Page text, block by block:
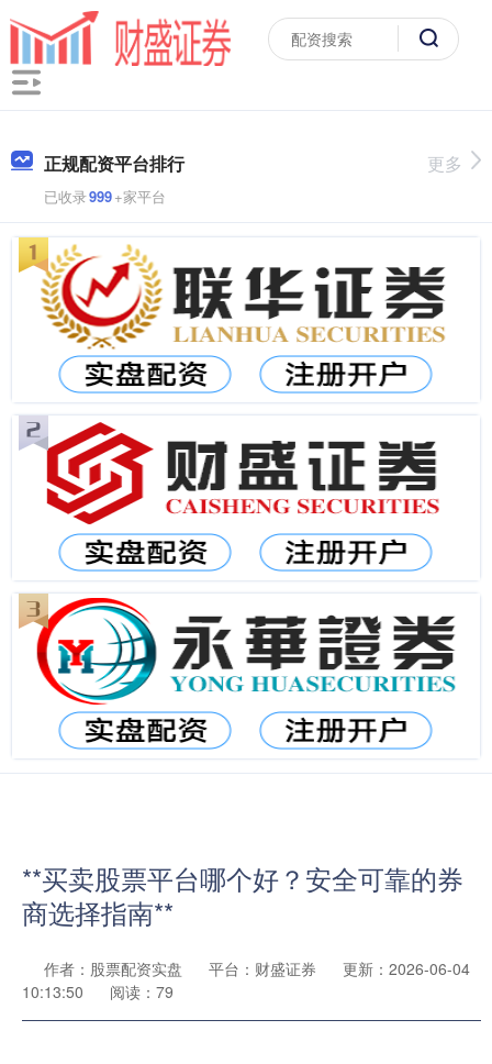
正规配资平台排行
已收录999+家平台
更多
**买卖股票平台哪个好？安全可靠的券
商选择指南**
作者：股票配资实盘 平台：财盛证券
更新：2026-06-04
10:13:50
阅读：79